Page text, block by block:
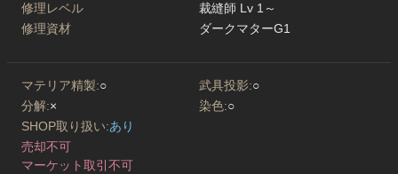
修理レベル
裁縫師 Lv 1～
修理資材
ダークマターG1
マテリア精製:○ 武具投影:○
分解:× 染色:○
SHOP取り扱い:あり
売却不可
マーケット取引不可